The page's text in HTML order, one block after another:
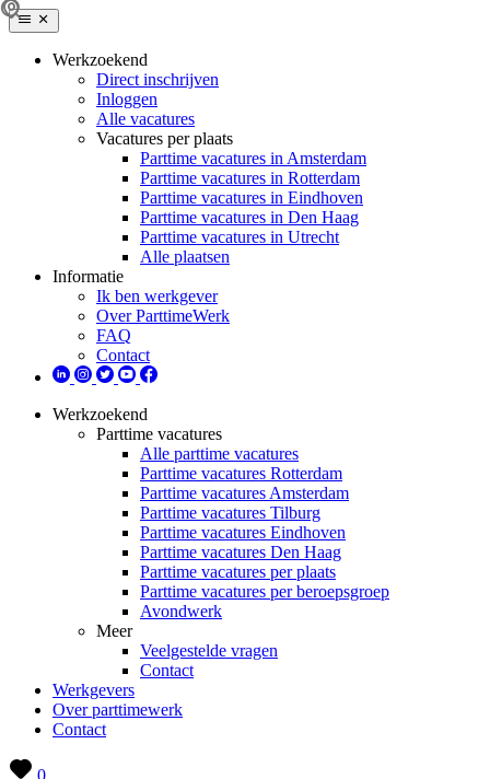
Werkzoekend
Direct inschrijven
Inloggen
Alle vacatures
Vacatures per plaats
Parttime vacatures in Amsterdam
Parttime vacatures in Rotterdam
Parttime vacatures in Eindhoven
Parttime vacatures in Den Haag
Parttime vacatures in Utrecht
Alle plaatsen
Informatie
Ik ben werkgever
Over ParttimeWerk
FAQ
Contact
Werkzoekend
Parttime vacatures
Alle parttime vacatures
Parttime vacatures Rotterdam
Parttime vacatures Amsterdam
Parttime vacatures Tilburg
Parttime vacatures Eindhoven
Parttime vacatures Den Haag
Parttime vacatures per plaats
Parttime vacatures per beroepsgroep
Avondwerk
Meer
Veelgestelde vragen
Contact
Werkgevers
Over parttimewerk
Contact
0